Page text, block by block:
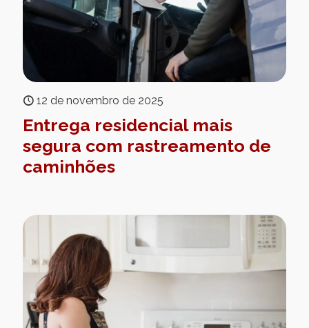
12 de novembro de 2025
Entrega residencial mais
segura com rastreamento de
caminhões